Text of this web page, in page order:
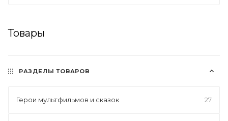
Товары
РАЗДЕЛЫ ТОВАРОВ
Герои мультфильмов и сказок 27